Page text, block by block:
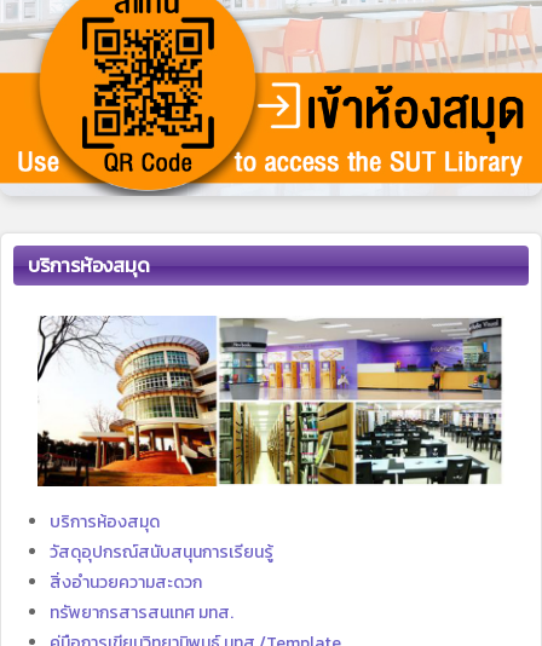
บริการห้องสมุด
บริการห้องสมุด
วัสดุอุปกรณ์สนับสนุนการเรียนรู้
สิ่งอำนวยความสะดวก
ทรัพยากรสารสนเทศ มทส.